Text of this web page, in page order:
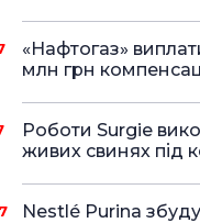
«Нафтогаз»
млн грн
Роботи Surgie
живих свинях під
Nestlé Purina